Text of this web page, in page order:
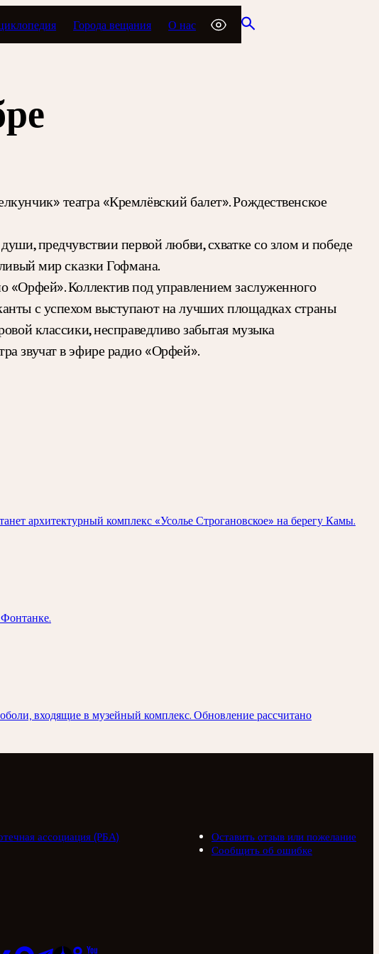
Города вещания О нас
театра «Кремлёвский балет». Рождественское
предчувствии первой любви, схватке со злом и победе
мир сказки Гофмана.
«Орфей». Коллектив под управлением заслуженного
с успехом выступают на лучших площадках страны
классики, несправедливо забытая музыка
звучат в эфире радио «Орфей».
архитектурный комплекс «Усолье Строгановское» на берегу Камы.
входящие в музейный комплекс. Обновление рассчитано
ассоциация (РБА)
Оставить отзыв или пожелание
Сообщить об ошибке